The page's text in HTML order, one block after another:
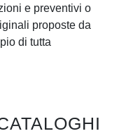
e preventivi o
proposte da
di tutta